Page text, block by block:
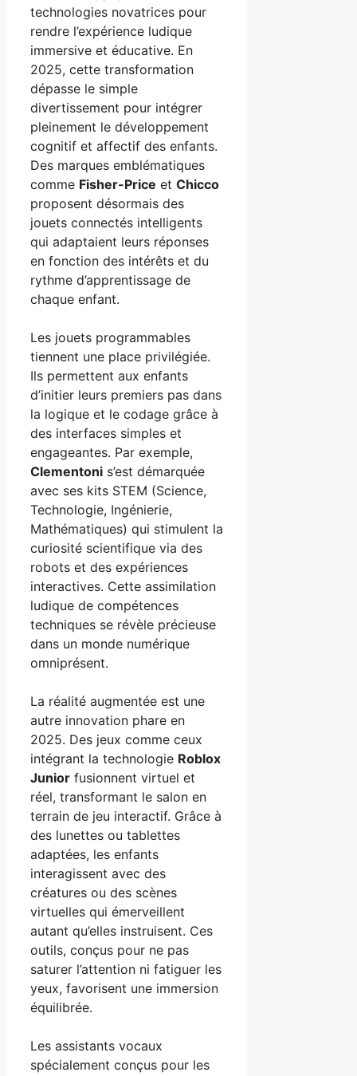
technologies novatrices pour
rendre l’expérience ludique
immersive et éducative. En
2025, cette transformation
dépasse le simple
divertissement pour intégrer
pleinement le développement
cognitif et affectif des enfants.
Des marques emblématiques
comme Fisher-Price et Chicco
proposent désormais des
jouets connectés intelligents
qui adaptaient leurs réponses
en fonction des intérêts et du
rythme d’apprentissage de
chaque enfant.
Les jouets programmables
tiennent une place privilégiée.
Ils permettent aux enfants
d’initier leurs premiers pas dans
la logique et le codage grâce à
des interfaces simples et
engageantes. Par exemple,
Clementoni s’est démarquée
avec ses kits STEM (Science,
Technologie, Ingénierie,
Mathématiques) qui stimulent la
curiosité scientifique via des
robots et des expériences
interactives. Cette assimilation
ludique de compétences
techniques se révèle précieuse
dans un monde numérique
omniprésent.
La réalité augmentée est une
autre innovation phare en
2025. Des jeux comme ceux
intégrant la technologie Roblox
Junior fusionnent virtuel et
réel, transformant le salon en
terrain de jeu interactif. Grâce à
des lunettes ou tablettes
adaptées, les enfants
interagissent avec des
créatures ou des scènes
virtuelles qui émerveillent
autant qu’elles instruisent. Ces
outils, conçus pour ne pas
saturer l’attention ni fatiguer les
yeux, favorisent une immersion
équilibrée.
Les assistants vocaux
spécialement conçus pour les